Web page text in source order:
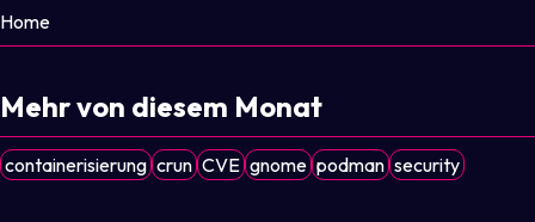
Home
Mehr von diesem Monat
containerisierung crun CVE gnome podman security